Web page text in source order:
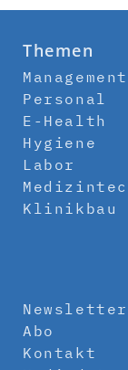
Themen
Management
Personal
E-Health
Hygiene
Labor
Klinikbau
Newsletter
Abo
Kontakt